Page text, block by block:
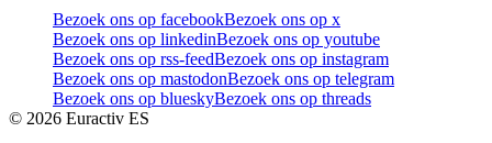
Bezoek ons op facebookBezoek ons op x
Bezoek ons op linkedinBezoek ons op youtube
Bezoek ons op rss-feedBezoek ons op instagram
Bezoek ons op mastodonBezoek ons op telegram
Bezoek ons op blueskyBezoek ons op threads
© 2026 Euractiv ES